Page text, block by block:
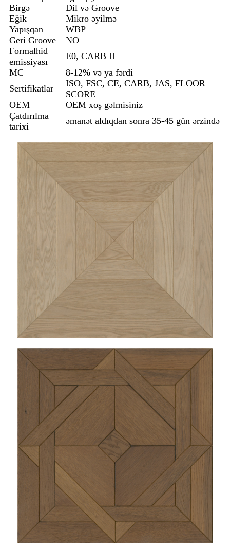
Birgə
Dil və Groove
Eğik
Mikro əyilmə
Yapışqan
WBP
Geri Groove
NO
Formalhid
emissiyası
E0, CARB II
MC
8-12% və ya fərdi
Sertifikatlar
ISO, FSC, CE, CARB, JAS, FLOOR
SCORE
OEM
OEM xoş gəlmisiniz
Çatdırılma
tarixi
əmanət aldıqdan sonra 35-45 gün ərzində